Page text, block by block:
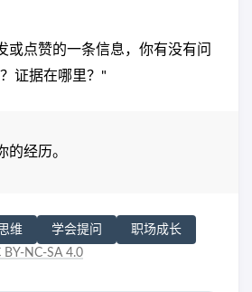
或点赞的一条信息，你有没有问
证据在哪里？"
的经历。
维 学会提问
职场成长
BY-NC-SA 4.0